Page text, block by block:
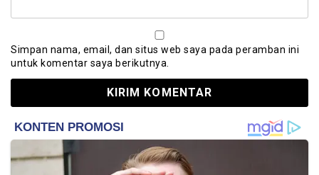
Simpan nama, email, dan situs web saya pada peramban ini
untuk komentar saya berikutnya.